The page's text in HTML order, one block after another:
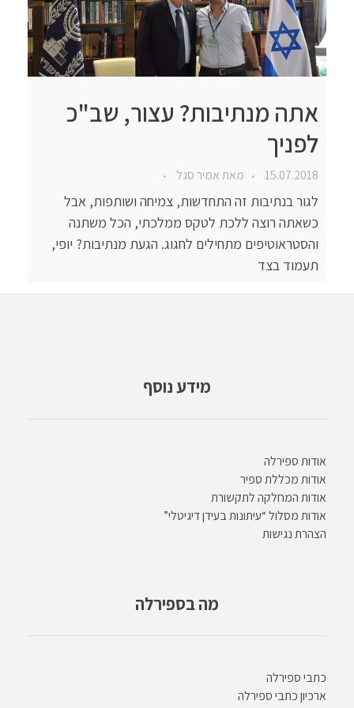
אתה מנתיבות? עצור, שב"כ
לפניך
15.07.2018 מאתאמיר סגל
לגור בנתיבות זה התחדשות, צמיחה ושותפות, אבל
כשאתה רוצה ללכת לטקס ממלכתי, הכל משתנה
והסטראוטיפים מתחילים לחגוג. הגעת מנתיבות? יופי,
תעמוד בצד
מידע נוסף
אודות ספירלה
אודות מכללת ספיר
אודות המחלקה לתקשורת
אודות מסלול “עיתונות בעידן דיגיטלי”
הצהרת נגישות
מה בספירלה
כתבי ספירלה
ארכיון כתבי ספירלה